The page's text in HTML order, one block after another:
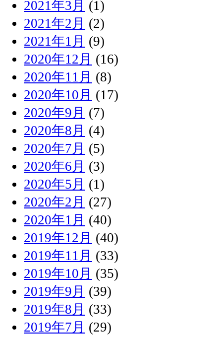
2021年3月 (1)
2021年2月 (2)
2021年1月 (9)
2020年12月 (16)
2020年11月 (8)
2020年10月 (17)
2020年9月 (7)
2020年8月 (4)
2020年7月 (5)
2020年6月 (3)
2020年5月 (1)
2020年2月 (27)
2020年1月 (40)
2019年12月 (40)
2019年11月 (33)
2019年10月 (35)
2019年9月 (39)
2019年8月 (33)
2019年7月 (29)